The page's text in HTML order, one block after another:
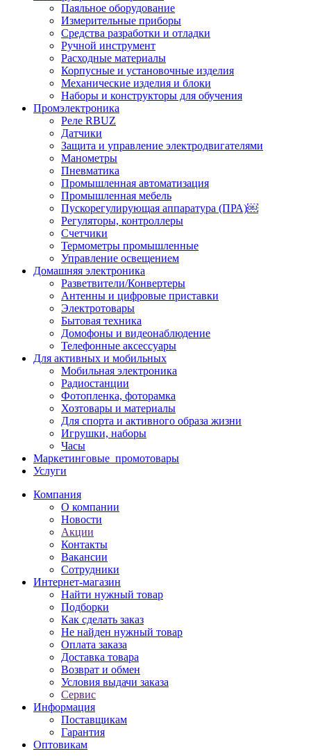
Паяльное оборудование
Измерительные приборы
Средства разработки и отладки
Ручной инструмент
Расходные материалы
Корпусные и установочные изделия
Механические изделия и блоки
Наборы и конструкторы для обучения
Промэлектроника
Реле RBUZ
Датчики
Защита и управление электродвигателями
Манометры
Пневматика
Промышленная автоматизация
Промышленная мебель
Пускорегулирующая аппаратура (ПРА)￼
Регуляторы, контроллеры
Счетчики
Термометры промышленные
Управление освещением
Домашняя электроника
Разветвители/Конвертеры
Антенны и цифровые приставки
Электротовары
Бытовая техника
Домофоны и видеонаблюдение
Телефонные аксессуары
Для активных и мобильных
Мобильная электроника
Радиостанции
Фотопленка, фоторамка
Хозтовары и материалы
Для спорта и активного образа жизни
Игрушки, наборы
Часы
Маркетинговые_промотовары
Услуги
Компания
О компании
Новости
Акции
Контакты
Вакансии
Сотрудники
Интернет-магазин
Найти нужный товар
Подборки
Как сделать заказ
Не найден нужный товар
Оплата заказа
Доставка товара
Возврат и обмен
Условия выдачи заказа
Сервис
Информация
Поставщикам
Гарантия
Оптовикам